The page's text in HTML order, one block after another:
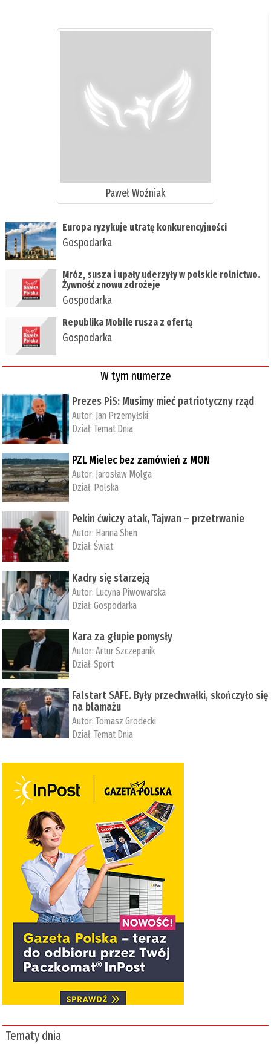
Paweł Woźniak
Europa ryzykuje utratę konkurencyjności
Gospodarka
Mróz, susza i upały uderzyły w polskie rolnictwo.
Żywność znowu zdrożeje
Gospodarka
Republika Mobile rusza z ofertą
Gospodarka
W tym numerze
Prezes PiS: Musimy mieć patriotyczny rząd
Autor: Jan Przemyłski
Dział:Temat Dnia
PZL Mielec bez zamówień z MON
Autor: Jarosław Molga
Dział: Polska
Pekin ćwiczy atak, Tajwan – przetrwanie
Autor: ­Hanna Shen
Dział:Świat
Kadry się starzeją
Autor: Lucyna Piwowarska
Dział:Gospodarka
Kara za głupie pomysły
Autor:Artur Szczepanik
Dział:Sport
Falstart SAFE. Były przechwałki, skończyło się
na blamażu
Autor:Tomasz Grodecki
Dział:Temat Dnia
Tematy dnia